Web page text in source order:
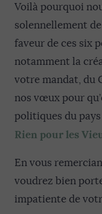
Voilà pourquoi
solennellement
faveur de ces six
notamment la
votre mandat, du
nos vœux pour
politiques du
Rien pour les
En vous
voudrez bien
impatiente de